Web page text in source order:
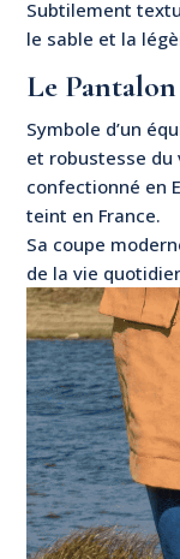
Subtilement
le sable et la
Le
Symbole d’un
et robustesse du
confectionné en
teint en France.
Sa coupe
de la vie